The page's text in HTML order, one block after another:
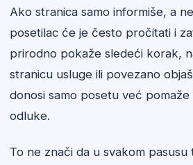
Ako stranica samo informiše, a
posetilac će je često pročitati i
prirodno pokaže sledeći korak,
stranicu usluge ili povezano
donosi samo posetu već
odluke.
To ne znači da u svakom